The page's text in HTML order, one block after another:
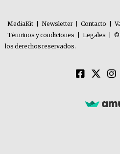
MediaKit Newsletter Contacto
Términos y condiciones
Legales
©
los derechos reservados.